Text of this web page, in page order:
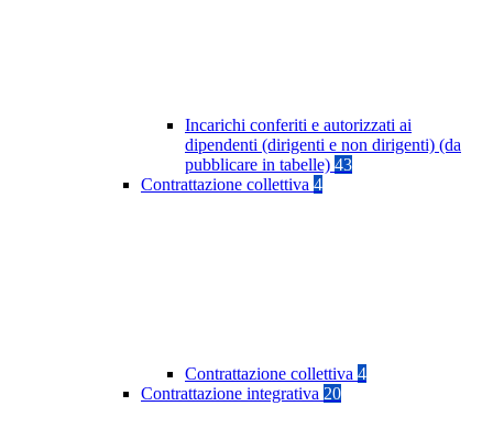
Incarichi conferiti e autorizzati ai
dipendenti (dirigenti e non dirigenti) (da
pubblicare in tabelle) 43
Contrattazione collettiva 4
Contrattazione collettiva 4
Contrattazione integrativa 20